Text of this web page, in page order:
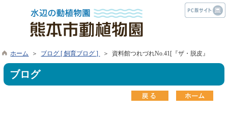
ホーム ＞ ブログ [ 飼育ブログ ] ＞ 資料館つれづれNo.41[『ザ・脱皮』
ブログ